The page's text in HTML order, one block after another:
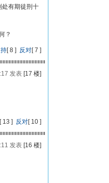
有期徒刑十
？
[8 ] 反对[7 ]
发表[17 楼]
13 ] 反对[10 ]
发表[16 楼]